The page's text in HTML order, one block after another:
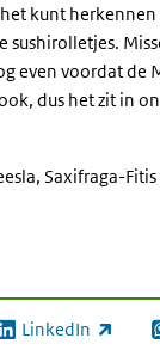
kunt
sushirolletjes.
even voordat de
dus het zit in
link)
Saxifraga-
LinkedIn
link)